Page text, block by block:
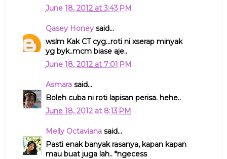
June 18, 2012 at 3:43 PM
Qasey Honeysaid...
wslm Kak CT cyg...roti ni xserap minyak
yg byk..mcm biase aje..
June 18, 2012 at 7:01 PM
Asmarasaid...
Boleh cuba ni roti lapisan perisa. hehe..
June 18, 2012 at 8:13 PM
Melly Octavianasaid...
Pasti enak banyak rasanya, kapan kapan
mau buat juga lah.. *ngecess